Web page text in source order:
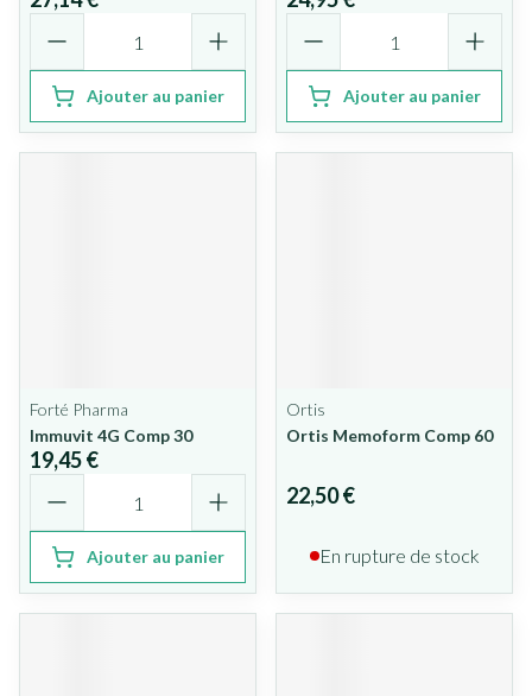
Ajouter au panier Ajouter au panier
Forté Pharma
Immuvit 4G Comp 30
19,45 €
Ajouter au panier
Ortis
Ortis Memoform Comp 60
22,50 €
En rupture de stock